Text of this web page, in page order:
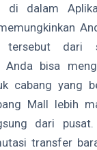
di dalam
dari
Anda bisa
cabang yang
Mall lebih
dari
transfer